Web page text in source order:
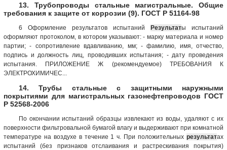
13. Трубопроводы стальные магистральные. Общие
требования к защите от коррозии (9). ГОСТ Р 51164-98
6 Оформление результатов испытаний Результаты испытаний
оформляют протоколом, в котором указывают: - марку материала и номер
партии; - сопротивление вдавливанию, мм; - фамилию, имя, отчество,
подпись и должность лиц, проводивших испытания; - дату проведения
испытания. ПРИЛОЖЕНИЕ Ж (рекомендуемое) ТРЕБОВАНИЯ К
ЭЛЕКТРОХИМИЧЕС...
14. Трубы стальные с защитными наружными
покрытиями для магистральных газонефтепроводов ГОСТ
Р 52568-2006
По окончании испытаний образцы извлекают из воды, удаляют с их
поверхности фильтровальной бумагой влагу и выдерживают при комнатной
температуре на воздухе в течение 1 ч. При положительных результатах
испытаний (без признаков отслаивания и растрескивания покрытия)